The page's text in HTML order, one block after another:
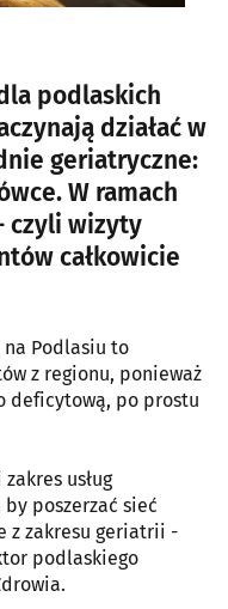
podlaskich
działać w
geriatryczne:
W ramach
czyli wizyty
całkowicie
Podlasiu to
z regionu, ponieważ
deficytową, po prostu
usług
poszerzać sieć
z zakresu geriatrii -
podlaskiego